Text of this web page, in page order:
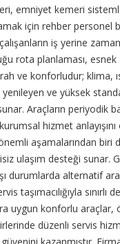
emniyet kemeri
için rehber
iş yerine
rota planlaması,
ve konforludur;
ve yüksek
Araçların periyodik
hizmet
önemli aşamalarından
ulaşım desteği sunar.
durumlarda alternatif
taşımacılığıyla
uygun konforlu
düzenli servis